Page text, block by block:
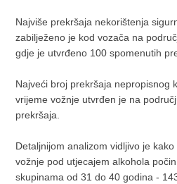
Najviše prekršaja nekorištenja
zabilježeno je kod vozača na
gdje je utvrđeno 100 spomenutih
Najveći broj prekršaja nepropisnog
vrijeme vožnje utvrđen je na
prekršaja.
Detaljnijom analizom vidljivo je
vožnje pod utjecajem alkohola
skupinama od 31 do 40 godina -